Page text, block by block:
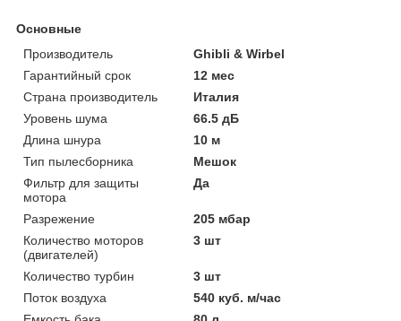
Основные
Производитель
Ghibli & Wirbel
Гарантийный срок
12 мес
Страна производитель
Италия
Уровень шума
66.5 дБ
Длина шнура
10 м
Тип пылесборника
Мешок
Фильтр для защиты
мотора
Да
Разрежение
205 мбар
Количество моторов
(двигателей)
3 шт
Количество турбин
3 шт
Поток воздуха
540 куб. м/час